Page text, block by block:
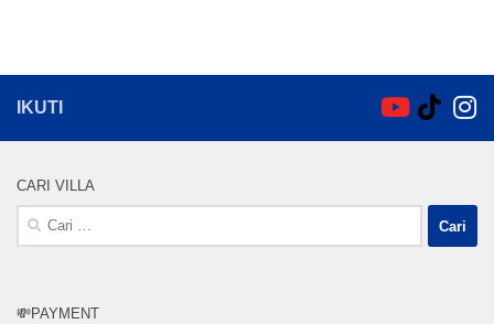
IKUTI
CARI VILLA
Cari
untuk:
💸PAYMENT